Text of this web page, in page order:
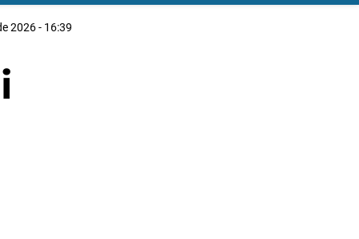
2026 - 16:39